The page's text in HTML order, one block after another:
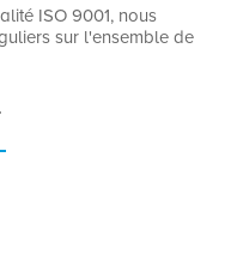
ISO 9001, nous
sur l'ensemble de